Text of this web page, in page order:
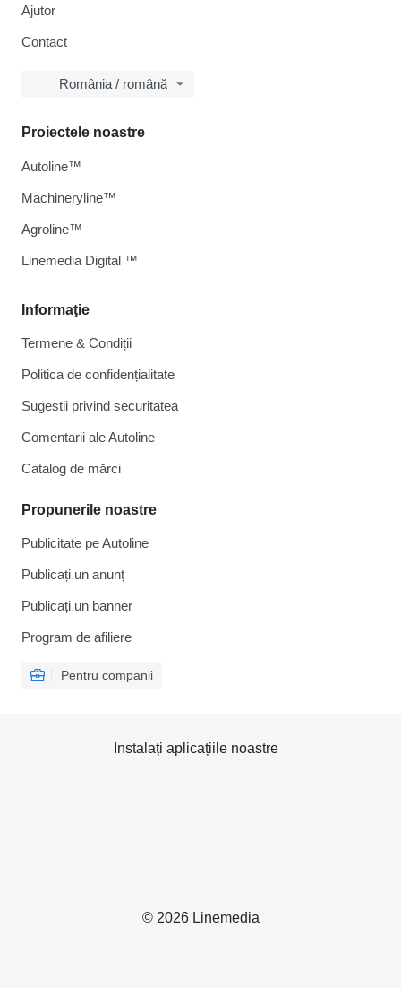
Ajutor
Contact
România / română
Informaţie
Termene & Condiții
Politica de confidențialitate
Sugestii privind securitatea
Comentarii ale Autoline
Catalog de mărcі
Propunerile noastre
Publicitate pe Autoline
Publicați un anunț
Publicați un banner
Program de afiliere
Pentru companii
Proiectele noastre
Autoline™
Machineryline™
Agroline™
Linemedia Digital ™
© 2026 Linemedia
Instalați aplicațiile noastre